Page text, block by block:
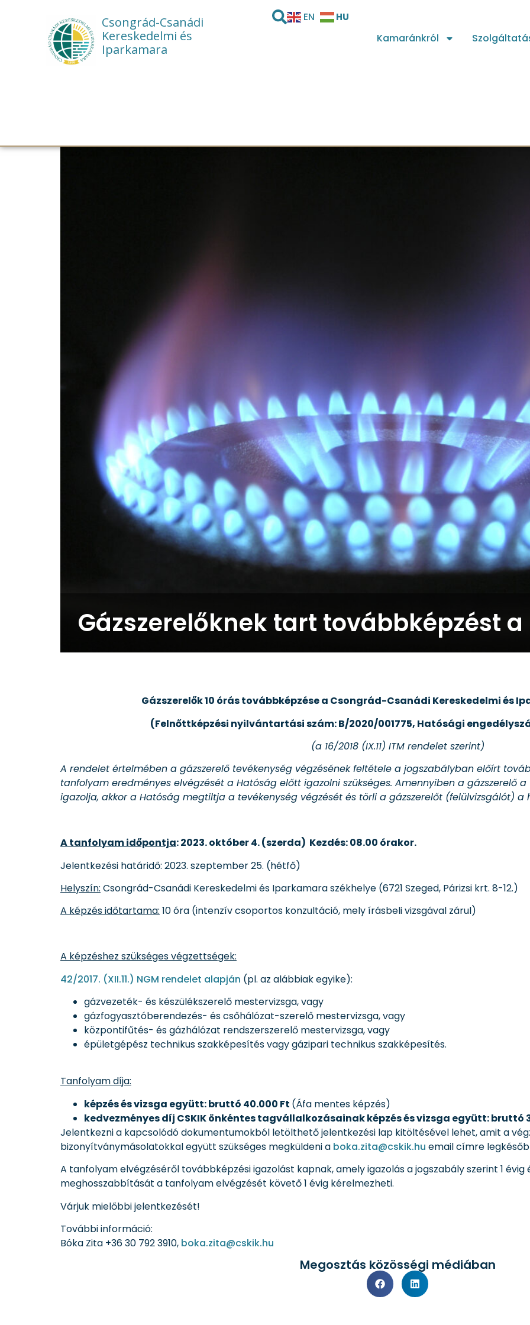
Csongrád-Csanádi
Kereskedelmi és
Iparkamara
EN HU
Kamaránkról
Gázszerelőknek tart továbbképzést
Gázszerelők 10 órás továbbképzése a Csongrád-Csanádi Kereskedelmi és
(Felnőttképzési nyilvántartási szám: B/2020/001775, Hatósági
(a 16/2018 (IX.11) ITM rendelet szerint)
A rendelet értelmében a gázszerelő tevékenység végzésének feltétele a jogszabályban előírt
tanfolyam eredményes elvégzését a Hatóság előtt igazolni szükséges. Amennyiben a gázszerelő
igazolja, akkor a Hatóság megtiltja a tevékenység végzését és törli a gázszerelőt (felülvizsgálót)
A tanfolyam időpontja: 2023. október 4. (szerda) Kezdés: 08.00 órakor.
Jelentkezési határidő: 2023. szeptember 25. (hétfő)
Helyszín: Csongrád-Csanádi Kereskedelmi és Iparkamara székhelye (6721 Szeged, Párizsi krt. 8-12.)
A képzés időtartama: 10 óra (intenzív csoportos konzultáció, mely írásbeli vizsgával zárul)
A képzéshez szükséges végzettségek:
42/2017. (XII.11.) NGM rendelet alapján (pl. az alábbiak egyike):
gázvezeték- és készülékszerelő mestervizsga, vagy
gázfogyasztóberendezés- és csőhálózat-szerelő mestervizsga, vagy
központifűtés- és gázhálózat rendszerszerelő mestervizsga, vagy
épületgépész technikus szakképesítés vagy gázipari technikus szakképesítés.
Tanfolyam díja:
képzés és vizsga együtt: bruttó 40.000 Ft (Áfa mentes képzés)
kedvezményes díj CSKIK önkéntes tagvállalkozásainak képzés és vizsga együtt: bruttó
Jelentkezni a kapcsolódó dokumentumokból letölthető jelentkezési lap kitöltésével lehet, amit a
bizonyítványmásolatokkal együtt szükséges megküldeni a boka.zita@cskik.hu email címre
A tanfolyam elvégzéséről továbbképzési igazolást kapnak, amely igazolás a jogszabály szerint 1
meghosszabbítását a tanfolyam elvégzését követő 1 évig kérelmezheti.
Várjuk mielőbbi jelentkezését!
További információ:
Bóka Zita +36 30 792 3910, boka.zita@cskik.hu
Megosztás közösségi médiában